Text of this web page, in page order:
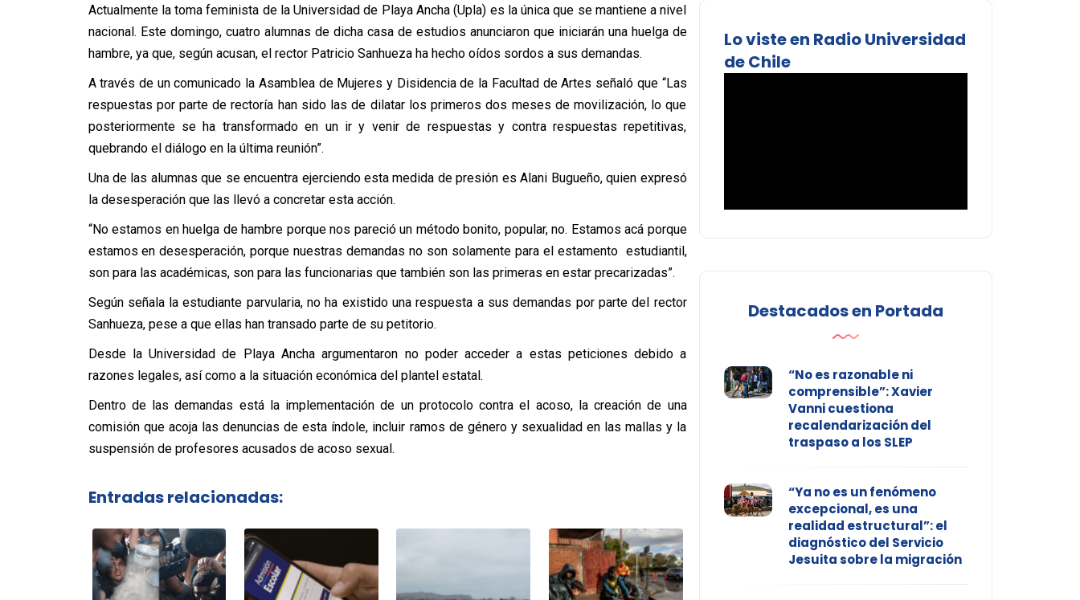
Actualmente la toma feminista de la Universidad de Playa Ancha (Upla) es la única que se mantiene a nivel
nacional. Este domingo, cuatro alumnas de dicha casa de estudios anunciaron que iniciarán una huelga de
hambre, ya que, según acusan, el rector Patricio Sanhueza ha hecho oídos sordos a sus demandas.
A través de un comunicado la Asamblea de Mujeres y Disidencia de la Facultad de Artes señaló que “Las
respuestas por parte de rectoría han sido las de dilatar los primeros dos meses de movilización, lo que
posteriormente se ha transformado en un ir y venir de respuestas y contra respuestas repetitivas,
quebrando el diálogo en la última reunión”.
Una de las alumnas que se encuentra ejerciendo esta medida de presión es Alani Bugueño, quien expresó
la desesperación que las llevó a concretar esta acción.
“No estamos en huelga de hambre porque nos pareció un método bonito, popular, no. Estamos acá porque
estamos en desesperación, porque nuestras demandas no son solamente para el estamento estudiantil,
son para las académicas, son para las funcionarias que también son las primeras en estar precarizadas”.
Según señala la estudiante parvularia, no ha existido una respuesta a sus demandas por parte del rector
Sanhueza, pese a que ellas han transado parte de su petitorio.
Desde la Universidad de Playa Ancha argumentaron no poder acceder a estas peticiones debido a
razones legales, así como a la situación económica del plantel estatal.
Dentro de las demandas está la implementación de un protocolo contra el acoso, la creación de una
comisión que acoja las denuncias de esta índole, incluir ramos de género y sexualidad en las mallas y la
suspensión de profesores acusados de acoso sexual.
Entradas relacionadas:
Lo viste en Radio Universidad
de Chile
Destacados en Portada
“No es razonable ni
comprensible”: Xavier
Vanni cuestiona
recalendarización del
traspaso a los SLEP
“Ya no es un fenómeno
excepcional, es una
realidad estructural”: el
diagnóstico del Servicio
Jesuita sobre la migración